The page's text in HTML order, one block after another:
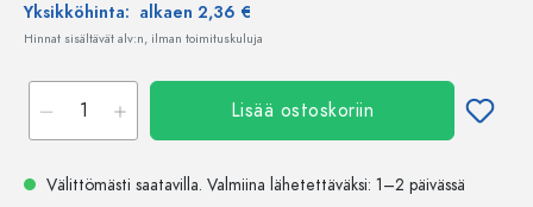
Yksikköhinta: alkaen 2,36 €
Hinnat sisältävät alv:n, ilman toimituskuluja
Lisää ostoskoriin
Välittömästi saatavilla. Valmiina lähetettäväksi: 1–2 päivässä